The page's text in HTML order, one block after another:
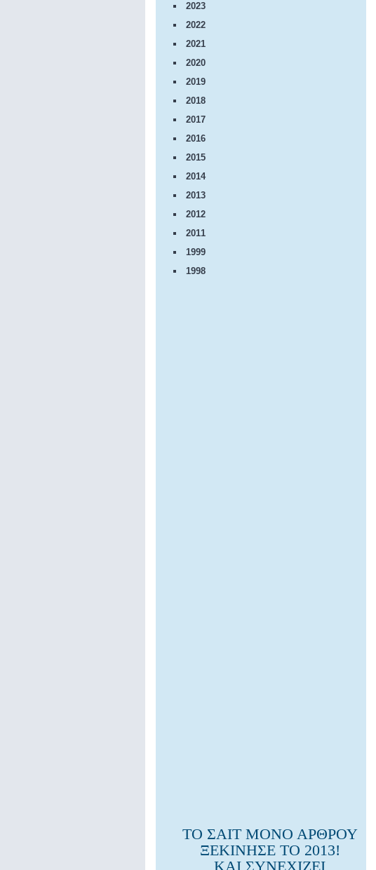
2023
2022
2021
2020
2019
2018
2017
2016
2015
2014
2013
2012
2011
1999
1998
ΤΟ ΣΑΙΤ ΜΟΝΟ ΑΡΘΡΟΥ
ΞΕΚΙΝΗΣΕ ΤΟ 2013!
ΚΑΙ ΣΥΝΕΧΙΖΕΙ